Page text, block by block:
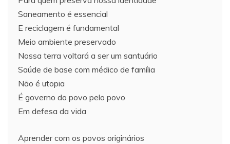
Saneamento é essencial
E reciclagem é fundamental
Meio ambiente preservado
Nossa terra voltará a ser um santuário
Saúde de base com médico de família
Não é utopia
É governo do povo pelo povo
Em defesa da vida
Aprender com os povos originários